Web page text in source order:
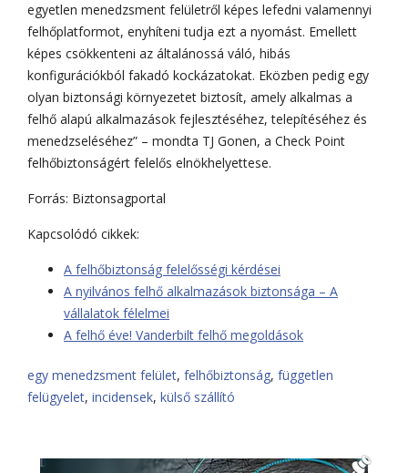
egyetlen menedzsment felületről képes lefedni valamennyi
felhőplatformot, enyhíteni tudja ezt a nyomást. Emellett
képes csökkenteni az általánossá váló, hibás
konfigurációkból fakadó kockázatokat. Eközben pedig egy
olyan biztonsági környezetet biztosít, amely alkalmas a
felhő alapú alkalmazások fejlesztéséhez, telepítéséhez és
menedzseléséhez” – mondta TJ Gonen, a Check Point
felhőbiztonságért felelős elnökhelyettese.
Forrás: Biztonsagportal
Kapcsolódó cikkek:
A felhőbiztonság felelősségi kérdései
A nyilvános felhő alkalmazások biztonsága – A
vállalatok félelmei
A felhő éve! Vanderbilt felhő megoldások
egy menedzsment felület, felhőbiztonság, független
felügyelet, incidensek, külső szállító